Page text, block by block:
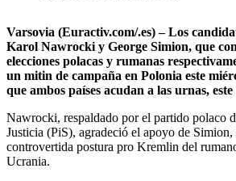
Varsovia (Euractiv.com/.es) – Los
Karol Nawrocki y George Simion, que
elecciones polacas y rumanas
un mitin de campaña en Polonia este
que ambos países acudan a las urnas,
Nawrocki, respaldado por el partido polaco
Justicia (PiS), agradeció el apoyo de Simion,
controvertida postura pro Kremlin del
Ucrania.